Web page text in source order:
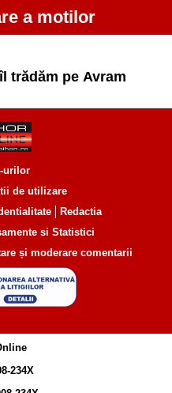
a motilor
trădăm pe Avram
urilor
de utilizare
Redactia
și moderare comentarii
234X